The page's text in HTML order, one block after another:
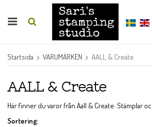
Startsida VARUMÄRKEN AALL & Create
AALL & Create
Här finner du varor från Aall & Create. Stämplar
Sortering: